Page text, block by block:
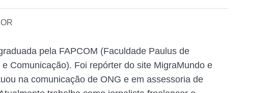
pela FAPCOM (Faculdade Paulus de
e Comunicação). Foi repórter do site MigraMundo e
na comunicação de ONG e em assessoria de